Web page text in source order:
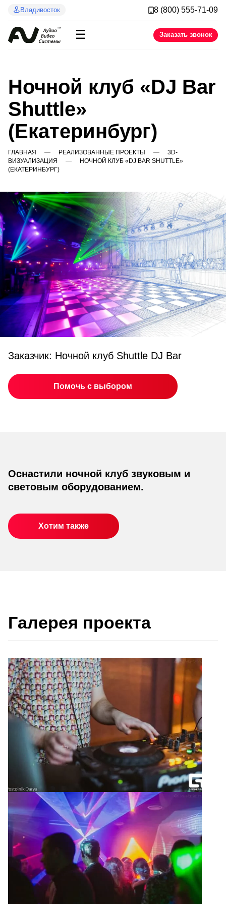
Владивосток 8 (800) 555-71-09
☰ Заказать звонок
Ночной клуб «DJ Bar
Shuttle»
(Екатеринбург)
ГЛАВНАЯ РЕАЛИЗОВАННЫЕ ПРОЕКТЫ
3D-
ВИЗУАЛИЗАЦИЯ
НОЧНОЙ КЛУБ «DJ BAR SHUTTLE»
(ЕКАТЕРИНБУРГ)
Заказчик: Ночной клуб Shuttle DJ Bar
Помочь с выбором
Оснастили ночной клуб звуковым и
световым оборудованием.
Хотим также
Галерея проекта